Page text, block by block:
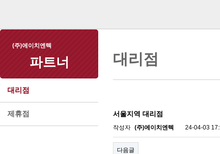
(주)에이치엔텍
파트너
대리점
제휴점
대리점
서울지역 대리점
작성자 (주)에이치엔텍 24-04-03
다음글